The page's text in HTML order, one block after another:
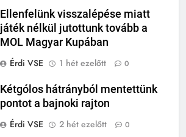
Ellenfelünk visszalépése miatt
játék nélkül jutottunk tovább a
MOL Magyar Kupában
Érdi VSE
1 hét ezelőtt 0
Kétgólos hátrányból mentettünk
pontot a bajnoki rajton
Érdi VSE
2 hét ezelőtt 0